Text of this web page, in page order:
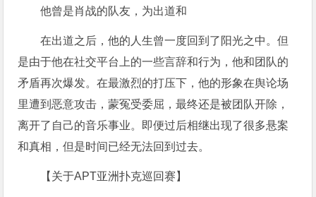
他曾是肖战的队友，为出道和
在出道之后，他的人生曾一度回到了阳光之中。但
是由于他在社交平台上的一些言辞和行为，他和团队的
矛盾再次爆发。在最激烈的打压下，他的形象在舆论场
里遭到恶意攻击，蒙冤受委屈，最终还是被团队开除，
离开了自己的音乐事业。即便过后相继出现了很多悬案
和真相，但是时间已经无法回到过去。
【关于APT亚洲扑克巡回赛】